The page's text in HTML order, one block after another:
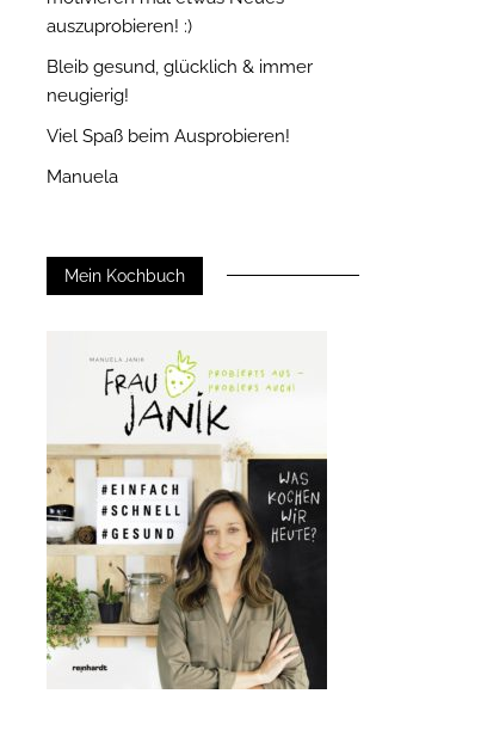
auszuprobieren! :)
Bleib gesund, glücklich & immer
neugierig!
Viel Spaß beim Ausprobieren!
Manuela
Mein Kochbuch